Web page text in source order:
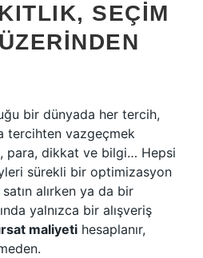
SEÇIM
bir dünyada her tercih,
tercihten vazgeçmek
para, dikkat ve bilgi… Hepsi
sürekli bir optimizasyon
alırken ya da bir
yalnızca bir alışveriş
maliyeti hesaplanır,